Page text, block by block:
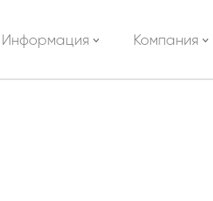
Информация Компания